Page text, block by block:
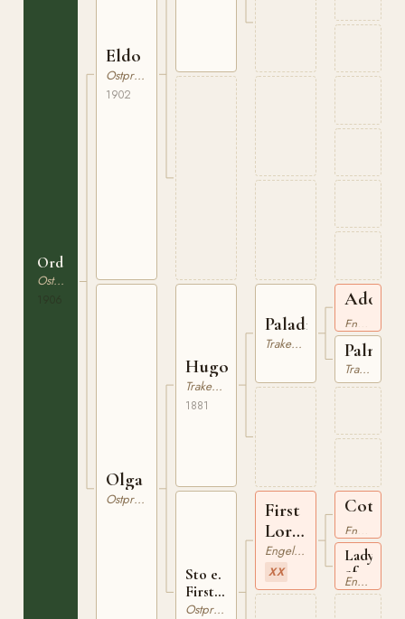
Ordensritter
Ostpreussare
Eldo
Ostpreussare
1902
Olga
Ostpreussare
Hugo
Trakehner
1881
Sto e.
First
LordOstpreussare
Paladin
Trakehner
First
Lord
xx
Engelskt Fullblod
XX
Adonis
xx
Palme
Trakehner
xx
Lady
of
theEngelskt Fullblod